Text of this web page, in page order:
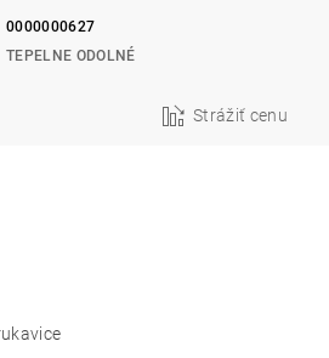
0000000627
TEPELNE ODOLNÉ
Strážiť cenu